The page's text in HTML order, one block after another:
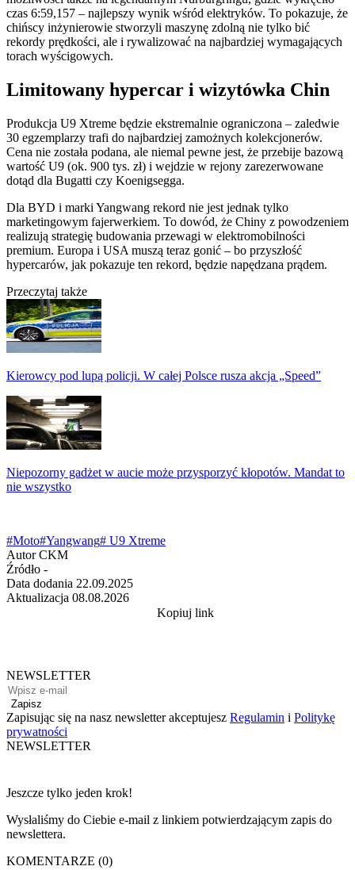
czas 6:59,157 – najlepszy wynik wśród elektryków. To pokazuje, że
chińscy inżynierowie stworzyli maszynę zdolną nie tylko bić
rekordy prędkości, ale i rywalizować na najbardziej wymagających
torach wyścigowych.
Limitowany hypercar i wizytówka Chin
Produkcja U9 Xtreme będzie ekstremalnie ograniczona – zaledwie
30 egzemplarzy trafi do najbardziej zamożnych kolekcjonerów.
Cena nie została podana, ale niemal pewne jest, że przebije bazową
wartość U9 (ok. 900 tys. zł) i wejdzie w rejony zarezerwowane
dotąd dla Bugatti czy Koenigsegga.
Dla BYD i marki Yangwang rekord nie jest jednak tylko
marketingowym fajerwerkiem. To dowód, że Chiny z powodzeniem
realizują strategię budowania przewagi w elektromobilności
premium. Europa i USA muszą teraz gonić – bo przyszłość
hypercarów, jak pokazuje ten rekord, będzie napędzana prądem.
Przeczytaj także
Kierowcy pod lupą policji. W całej Polsce rusza akcja „Speed”
Niepozorny gadżet w aucie może przysporzyć kłopotów. Mandat to
nie wszystko
#Moto#Yangwang# U9 Xtreme
Autor CKM
Źródło -
Data dodania 22.09.2025
Aktualizacja 08.08.2026
Kopiuj link
NEWSLETTER
Zapisz
Zapisując się na nasz newsletter akceptujesz Regulamin i Politykę
prywatności
NEWSLETTER
Jeszcze tylko jeden krok!
Wysłaliśmy do Ciebie e-mail z linkiem potwierdzającym zapis do
newslettera.
KOMENTARZE (0)